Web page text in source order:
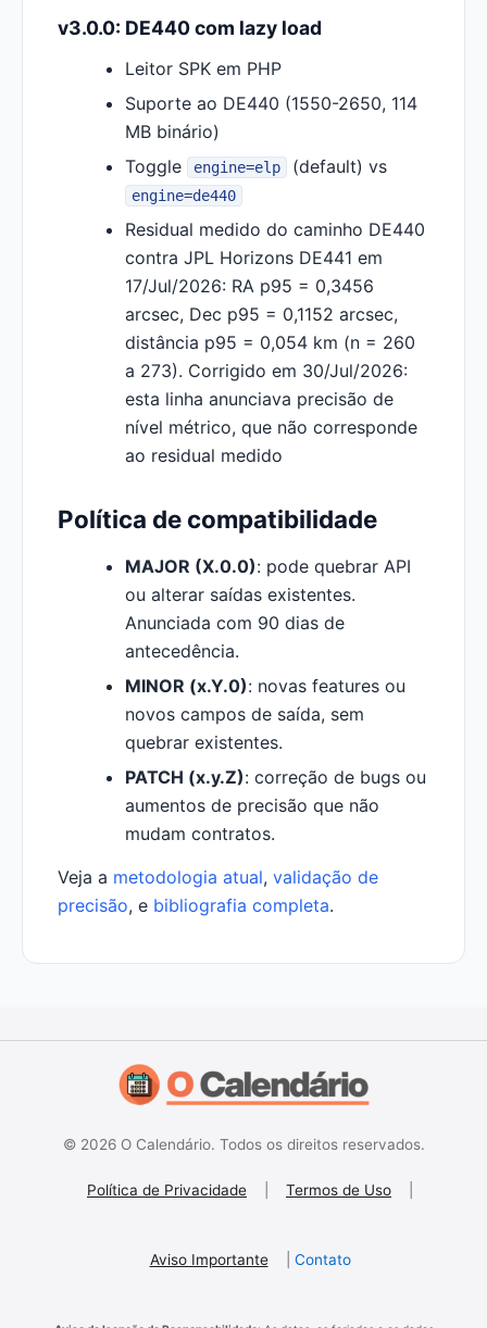
v3.0.0: DE440 com lazy load
Leitor SPK em PHP
Suporte ao DE440 (1550-2650, 114
MB binário)
Toggle
engine=elp (default) vs
engine=de440
Residual medido do caminho DE440
contra JPL Horizons DE441 em
17/Jul/2026: RA p95 = 0,3456
arcsec, Dec p95 = 0,1152 arcsec,
distância p95 = 0,054 km (n = 260
a 273). Corrigido em 30/Jul/2026:
esta linha anunciava precisão de
nível métrico, que não corresponde
ao residual medido
Política de compatibilidade
MAJOR (X.0.0): pode quebrar API
ou alterar saídas existentes.
Anunciada com 90 dias de
antecedência.
MINOR (x.Y.0): novas features ou
novos campos de saída, sem
quebrar existentes.
PATCH (x.y.Z): correção de bugs ou
aumentos de precisão que não
mudam contratos.
Veja a metodologia atual, validação de
precisão, e bibliografia completa.
© 2026 O Calendário. Todos os direitos reservados.
Política de Privacidade Termos de Uso
Aviso Importante Contato